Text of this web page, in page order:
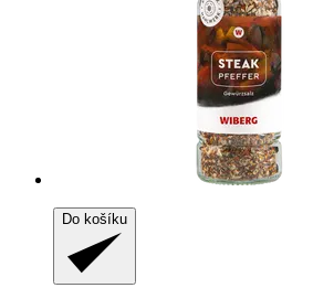
Do košíku